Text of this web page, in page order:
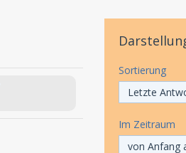
Sortierung
Im Zeitraum